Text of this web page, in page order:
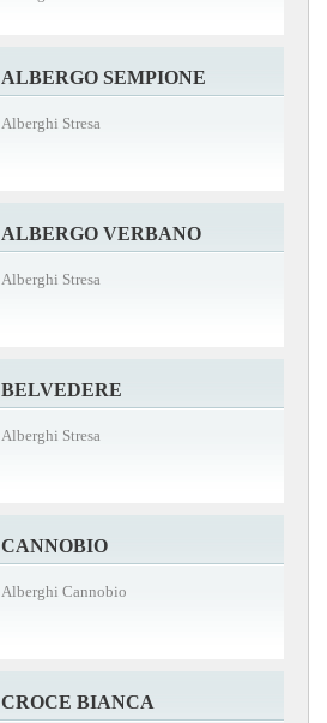
ALBERGO SEMPIONE
Alberghi Stresa
ALBERGO VERBANO
Alberghi Stresa
BELVEDERE
Alberghi Stresa
CANNOBIO
Alberghi Cannobio
CROCE BIANCA